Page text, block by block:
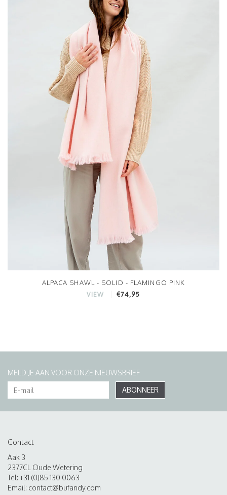
ALPACA SHAWL - SOLID - FLAMINGO PINK
VIEW €74,95
MELD JE AAN VOOR ONZE NIEUWSBRIEF
ABONNEER
Contact
Aak 3
2377CL Oude Wetering
Tel: +31 (0)85 130 0063
Email: contact@bufandy.com